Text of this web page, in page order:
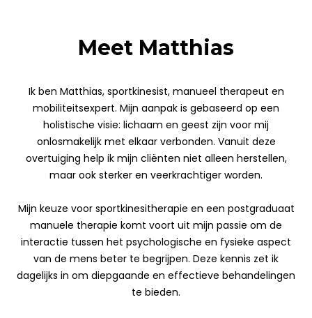
Meet Matthias
Ik ben Matthias, sportkinesist, manueel therapeut en
mobiliteitsexpert. Mijn aanpak is gebaseerd op een
holistische visie: lichaam en geest zijn voor mij
onlosmakelijk met elkaar verbonden. Vanuit deze
overtuiging help ik mijn cliënten niet alleen herstellen,
maar ook sterker en veerkrachtiger worden.
Mijn keuze voor sportkinesitherapie en een postgraduaat
manuele therapie komt voort uit mijn passie om de
interactie tussen het psychologische en fysieke aspect
van de mens beter te begrijpen. Deze kennis zet ik
dagelijks in om diepgaande en effectieve behandelingen
te bieden.